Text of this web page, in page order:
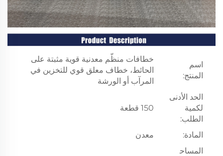
اسم
المنتج:
خطافات منظّم معدنية قوية مثبتة على
الحائط، خطاف معلق قوي للتخزين في
المرآب أو الورشة
الحد الأدنى
لكمية
الطلب:
150 قطعة
المادة:
معدن
المساح